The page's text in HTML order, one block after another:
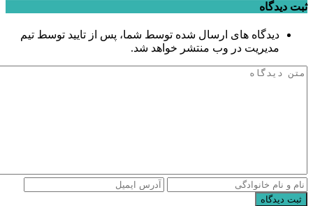
ثبت دیدگاه
دیدگاه های ارسال شده توسط شما، پس از تایید توسط تیم
مدیریت در وب منتشر خواهد شد.
ثبت دیدگاه